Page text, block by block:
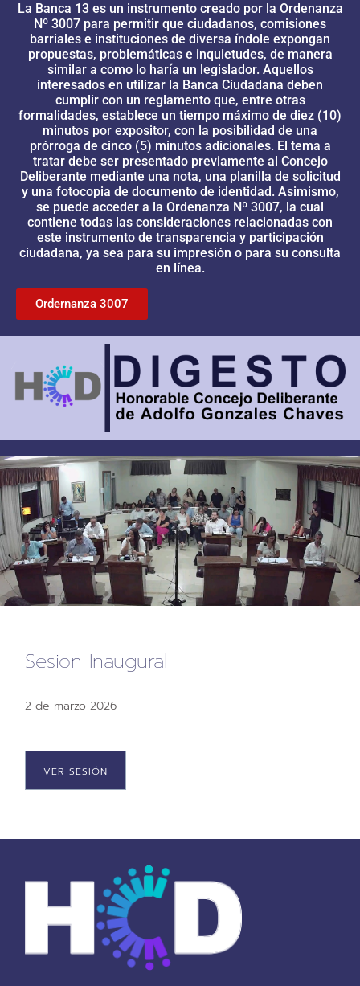
La Banca 13 es un instrumento creado por la Ordenanza
Nº 3007 para permitir que ciudadanos, comisiones
barriales e instituciones de diversa índole expongan
propuestas, problemáticas e inquietudes, de manera
similar a como lo haría un legislador. Aquellos
interesados en utilizar la Banca Ciudadana deben
cumplir con un reglamento que, entre otras
formalidades, establece un tiempo máximo de diez (10)
minutos por expositor, con la posibilidad de una
prórroga de cinco (5) minutos adicionales. El tema a
tratar debe ser presentado previamente al Concejo
Deliberante mediante una nota, una planilla de solicitud
y una fotocopia de documento de identidad. Asimismo,
se puede acceder a la Ordenanza Nº 3007, la cual
contiene todas las consideraciones relacionadas con
este instrumento de transparencia y participación
ciudadana, ya sea para su impresión o para su consulta
en línea.
Ordernanza 3007
Sesion Inaugural
2 de marzo 2026
VER SESIÓN